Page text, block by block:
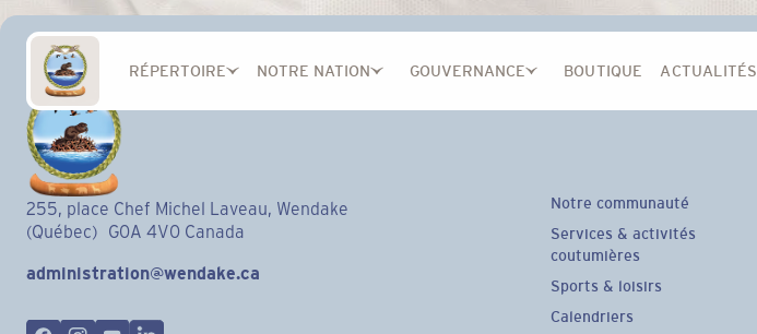
RÉPERTOIRE NOTRE NATION GOUVERNANCE BOUTIQUE ACTUALITÉS
255, place Chef Michel Laveau, Wendake
(Québec) G0A 4V0 Canada
administration@wendake.ca
Notre communauté
Services & activités
coutumières
Sports & loisirs
Calendriers